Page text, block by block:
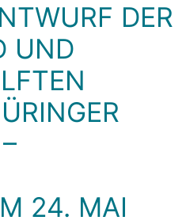
DER
UND
24. MAI 2